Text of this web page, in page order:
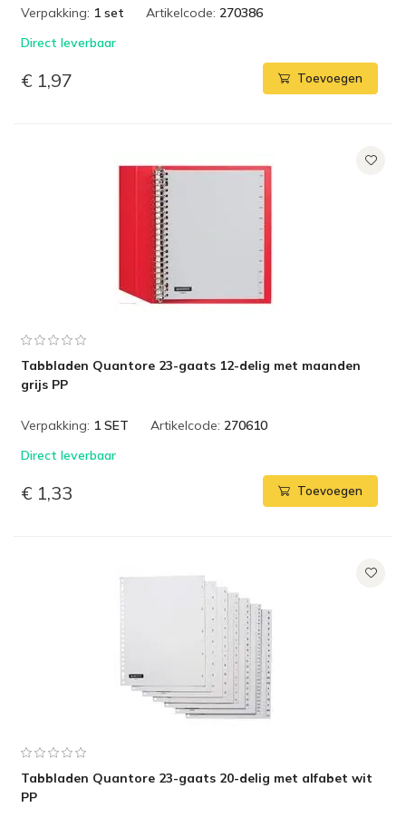
Verpakking: 1 set Artikelcode: 270386
Direct leverbaar
€ 1,97 Toevoegen
Tabbladen Quantore 23-gaats 12-delig met maanden
grijs PP
Verpakking: 1 SET Artikelcode: 270610
Direct leverbaar
€ 1,33 Toevoegen
Tabbladen Quantore 23-gaats 20-delig met alfabet wit
PP